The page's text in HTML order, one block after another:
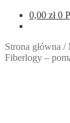
0,00 zł 0
Strona główna /
Fiberlogy –